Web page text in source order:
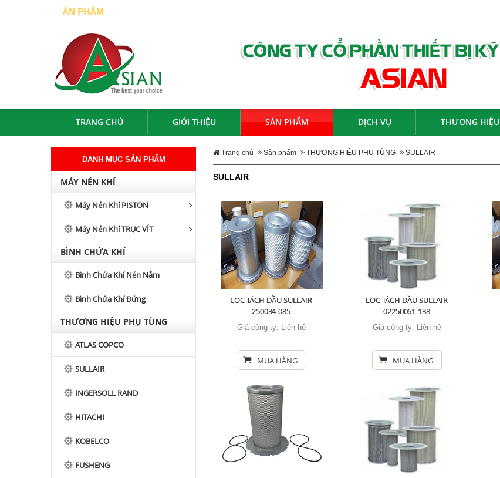
SẢN PHẨM
TRANG CHỦ GIỚI THIỆU SẢN PHẨM DỊCH VỤ THƯƠNG HIỆU
DANH MỤC SẢN PHẨM
MÁY NÉN KHÍ
Máy Nén Khí PISTON
Máy Nén Khí TRỤC VÍT
BÌNH CHỨA KHÍ
Bình Chứa Khí Nén Nằm
Bình Chứa Khí Đứng
THƯƠNG HIỆU PHỤ TÙNG
ATLAS COPCO
SULLAIR
INGERSOLL RAND
HITACHI
KOBELCO
FUSHENG
Trang chủ Sản phẩm THƯƠNG HIỆU PHỤ TÙNG SULLAIR
SULLAIR
LỌC TÁCH DẦU SULLAIR
250034-085
Giá công ty: Liên hệ
MUA HÀNG
LỌC TÁCH DẦU SULLAIR
02250061-138
Giá công ty: Liên hệ
MUA HÀNG